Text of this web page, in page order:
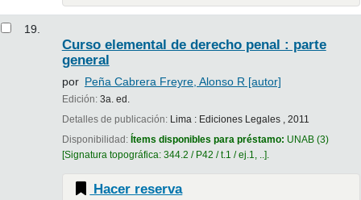
19.
Curso elemental de derecho penal : parte
general
por Peña Cabrera Freyre, Alonso R [autor]
Edición: 3a. ed.
Detalles de publicación: Lima : Ediciones Legales , 2011
Disponibilidad: Ítems disponibles para préstamo: UNAB(3)
Signatura topográfica: 344.2 / P42 / t.1 / ej.1, .. .
Hacer reserva